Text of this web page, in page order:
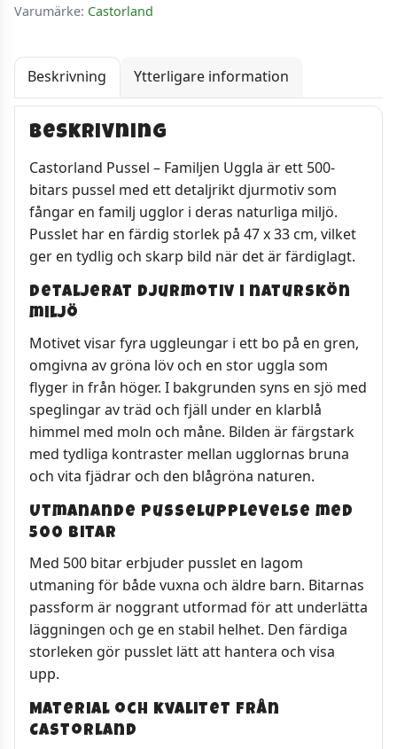
Varumärke: Castorland
Beskrivning Ytterligare information
Beskrivning
Castorland Pussel – Familjen Uggla är ett 500-
bitars pussel med ett detaljrikt djurmotiv som
fångar en familj ugglor i deras naturliga miljö.
Pusslet har en färdig storlek på 47 x 33 cm, vilket
ger en tydlig och skarp bild när det är färdiglagt.
Detaljerat djurmotiv i naturskön
miljö
Motivet visar fyra uggleungar i ett bo på en gren,
omgivna av gröna löv och en stor uggla som
flyger in från höger. I bakgrunden syns en sjö med
speglingar av träd och fjäll under en klarblå
himmel med moln och måne. Bilden är färgstark
med tydliga kontraster mellan ugglornas bruna
och vita fjädrar och den blågröna naturen.
Utmanande pusselupplevelse med
500 bitar
Med 500 bitar erbjuder pusslet en lagom
utmaning för både vuxna och äldre barn. Bitarnas
passform är noggrant utformad för att underlätta
läggningen och ge en stabil helhet. Den färdiga
storleken gör pusslet lätt att hantera och visa
upp.
Material och kvalitet från
Castorland